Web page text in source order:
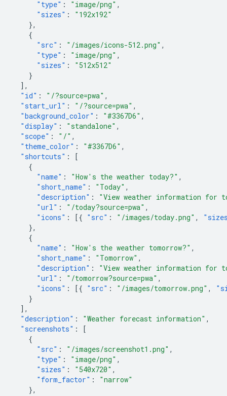
"type" : "image/png" ,
"sizes" :
"192x192"
},
{
"src" : "/images/icons-512.png" ,
"type" : "image/png" ,
"sizes" :
"512x512"
}
],
"id" : "/?source=pwa" ,
"start_url" : "/?source=pwa" ,
"background_color" : "#3367D6" ,
"display" : "standalone" ,
"scope" : "/" ,
"theme_color" : "#3367D6" ,
"shortcuts" :
[
{
"name" : "How's the weather today?" ,
"short_name" : "Today" ,
"description" :
"View weather information for
"url" : "/today?source=pwa" ,
"icons" : [{ "src" : "/images/today.png" ,
},
{
"name" : "How's the weather tomorrow?" ,
"short_name" : "Tomorrow" ,
"description" :
"View weather information for
"url" : "/tomorrow?source=pwa" ,
"icons" : [{ "src" : "/images/tomorrow.png" ,
}
],
"description" : "Weather forecast information" ,
"screenshots" :
[
{
"src" : "/images/screenshot1.png" ,
"type" : "image/png" ,
"sizes" : "540x720" ,
"form_factor" :
"narrow"
},